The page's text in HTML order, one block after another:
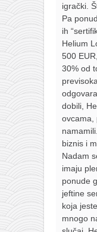
igrački.
Pa
ih
Helium
500
30% od
dobili,
ovcama,
biznis i
Nadam
imaju
ponude
jeftine
koja
mnogo